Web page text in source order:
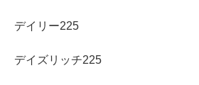
デイリー225
デイズリッチ225